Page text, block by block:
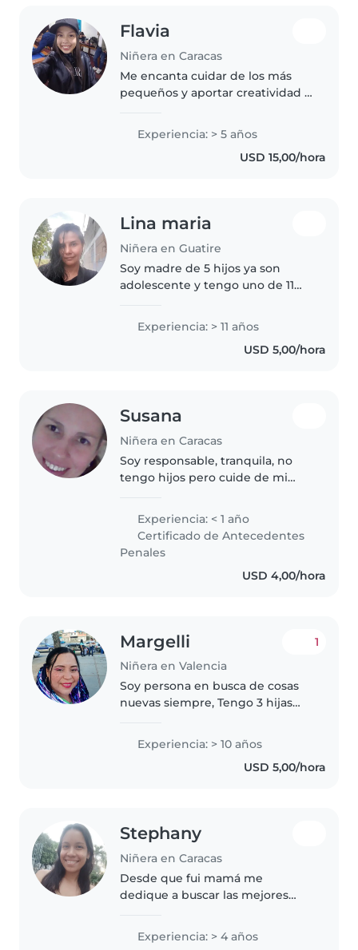
Flavia
Niñera en Caracas
Me encanta cuidar de los más
pequeños y aportar creatividad a
de experiencia como canguro,
atiendo a bebés, niños
pequeños, preescolares y
Experiencia: > 5 años
USD 15,00/hora
Lina maria
Niñera en Guatire
Soy madre de 5 hijos ya son
adolescente y tengo uno de 11
animales me fascina cocinar soy
muy tranquila me gusta la
música vivo en Guatire en un
Experiencia: > 11 años
USD 5,00/hora
Susana
Niñera en Caracas
Soy responsable, tranquila, no
tengo hijos pero cuide de mi
mascotas.
Experiencia: < 1 año
Certificado de Antecedentes
Penales
USD 4,00/hora
Margelli
Niñera en Valencia
1
Soy persona en busca de cosas
nuevas siempre, Tengo 3 hijas
trabajo como docente de
primaria y poseo la experiencia
para trabajar con niños
Experiencia: > 10 años
USD 5,00/hora
Stephany
Niñera en Caracas
Desde que fui mamá me
dedique a buscar las mejores
mamá. Al paso del crecimiento
de mi hija pude adquirir más
Experiencia: > 4 años